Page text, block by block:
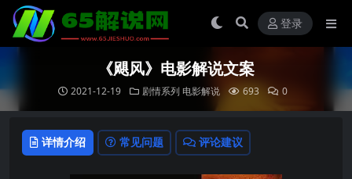
登录
《飓风》电影解说文案
2021-12-19 剧情系列 电影解说 693 0
详情介绍 常见问题 评论建议